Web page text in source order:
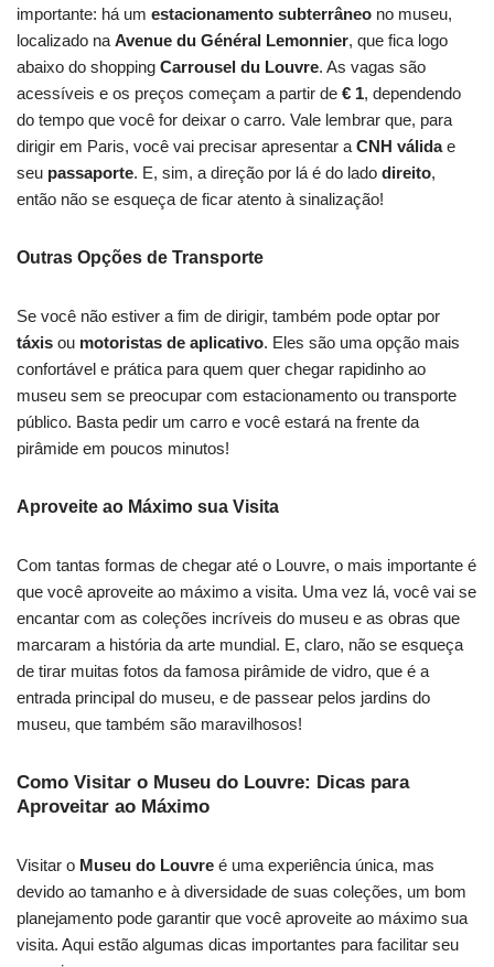
importante: há um estacionamento subterrâneo no museu,
localizado na Avenue du Général Lemonnier, que fica logo
abaixo do shopping Carrousel du Louvre. As vagas são
acessíveis e os preços começam a partir de € 1, dependendo
do tempo que você for deixar o carro. Vale lembrar que, para
dirigir em Paris, você vai precisar apresentar a CNH válidae
seu passaporte. E, sim, a direção por lá é do lado direito,
então não se esqueça de ficar atento à sinalização!
Outras Opções de Transporte
Se você não estiver a fim de dirigir, também pode optar por
táxis ou motoristas de aplicativo. Eles são uma opção mais
confortável e prática para quem quer chegar rapidinho ao
museu sem se preocupar com estacionamento ou transporte
público. Basta pedir um carro e você estará na frente da
pirâmide em poucos minutos!
Aproveite ao Máximo sua Visita
Com tantas formas de chegar até o Louvre, o mais importante é
que você aproveite ao máximo a visita. Uma vez lá, você vai se
encantar com as coleções incríveis do museu e as obras que
marcaram a história da arte mundial. E, claro, não se esqueça
de tirar muitas fotos da famosa pirâmide de vidro, que é a
entrada principal do museu, e de passear pelos jardins do
museu, que também são maravilhosos!
Como Visitar o Museu do Louvre: Dicas para
Aproveitar ao Máximo
Visitar o Museu do Louvre é uma experiência única, mas
devido ao tamanho e à diversidade de suas coleções, um bom
planejamento pode garantir que você aproveite ao máximo sua
visita. Aqui estão algumas dicas importantes para facilitar seu